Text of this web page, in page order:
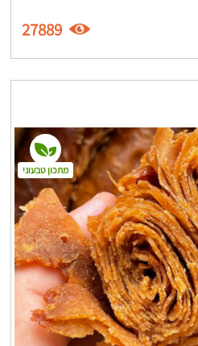
27889
מתכון טבעוני